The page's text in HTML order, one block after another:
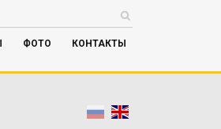
ФОТО КОНТАКТЫ